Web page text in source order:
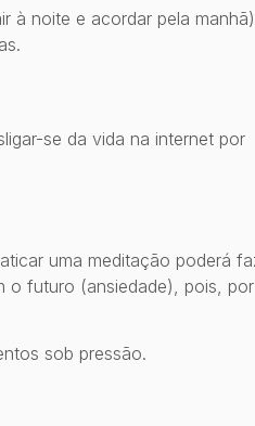
à noite e acordar pela
se da vida na internet por
uma meditação poderá
o futuro (ansiedade), pois,
sob pressão.